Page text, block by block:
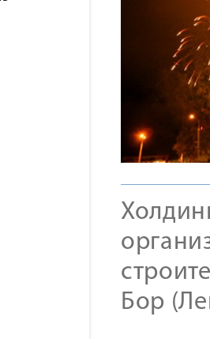
Бор